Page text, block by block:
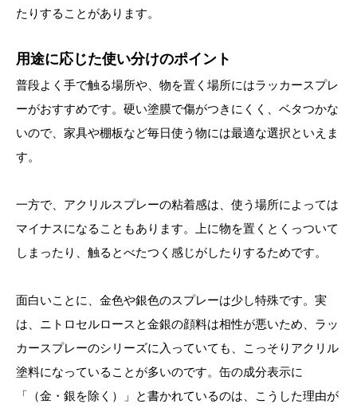
たりすることがあります。
用途に応じた使い分けのポイント
普段よく手で触る場所や、物を置く場所にはラッカースプレ
ーがおすすめです。硬い塗膜で傷がつきにくく、ベタつかな
いので、家具や棚板など毎日使う物には最適な選択といえま
す。
一方で、アクリルスプレーの粘着感は、使う場所によっては
マイナスになることもあります。上に物を置くとくっついて
しまったり、触るとべたつく感じがしたりするためです。
面白いことに、金色や銀色のスプレーは少し特殊です。実
は、ニトロセルロースと金銀の顔料は相性が悪いため、ラッ
カースプレーのシリーズに入っていても、こっそりアクリル
塗料になっていることが多いのです。缶の成分表示に
「（金・銀を除く）」と書かれているのは、こうした理由が